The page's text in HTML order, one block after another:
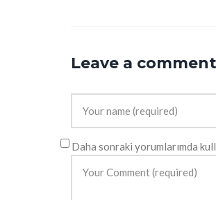
Leave a comment
Daha sonraki yorumlarımda